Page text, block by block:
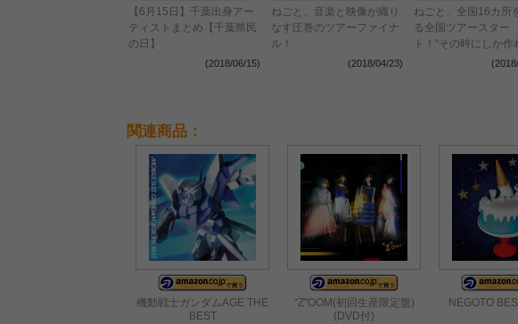
【6月15日】千葉出身アー
ティストまとめ【千葉県民
の日】
(2018/06/15)
ねごと、音楽と映像が織り
なす圧巻のツアーファイナ
ル！
(2018/04/23)
ねごと、全国16カ所
る全国ツアースター
ト！“その時にしか作
関連商品：
機動戦士ガンダムAGE THE
BEST
“Z"OOM(初回生産限定盤)
(DVD付)
NEGOTO